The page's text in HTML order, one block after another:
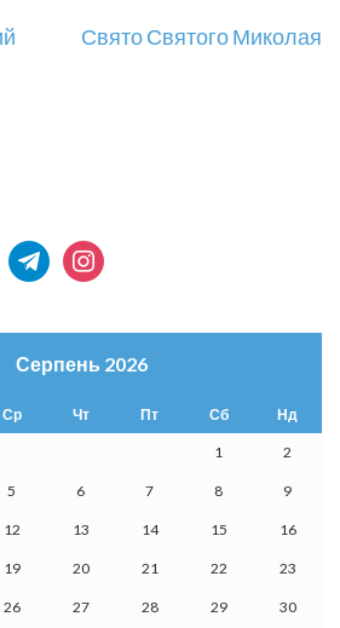
Свято Святого Миколая
telegraminstagram
Серпень 2026
Ср Чт Пт Сб Нд
1 2
5 6 7 8 9
12 13 14 15 16
19 20 21 22 23
26 27 28 29 30